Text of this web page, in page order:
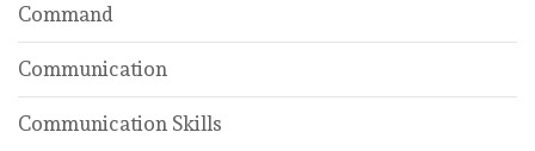
Command
Communication
Communication Skills